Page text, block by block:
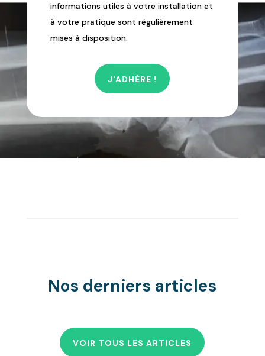
informations utiles à votre installation et
à votre pratique sont régulièrement
mises à disposition.
J'ADHÈRE !
Nos derniers articles
VOIR TOUS LES ARTICLES